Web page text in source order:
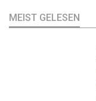
MEIST GELESEN